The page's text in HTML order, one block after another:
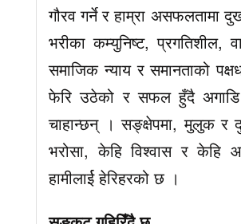
गौरव गर्ने र हाम्रा असफलतामा
भरीका कम्युनिष्ट, प्रगतिशील,
समाजिक न्याय र समानताको
फेरि उठेको र सफल हुँदै
चाहान्छन् । सङ्क्षेपमा, मुलुक र
भरोसा, केहि विश्वास र केहि
हामीलार्ई हेरिहरको छ ।